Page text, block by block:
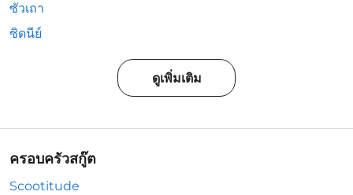
ซัวเถา
ซิดนีย์
ดูเพิ่มเติม
ครอบครัวสกู๊ต
Scootitude